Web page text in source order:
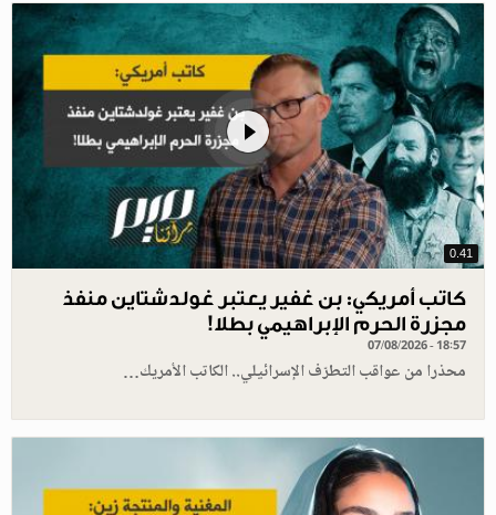
0.41
كاتب أمريكي: بن غفير يعتبر غولدشتاين منفذ
مجزرة الحرم الإبراهيمي بطلا!
07/08/2026 - 18:57
محذرا من عواقب التطرّف الإسرائيلي.. الكاتب الأمريك…